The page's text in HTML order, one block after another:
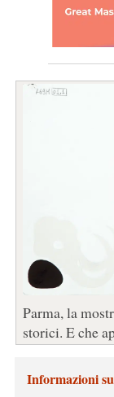
Parma, la
storici. E che
Informazioni